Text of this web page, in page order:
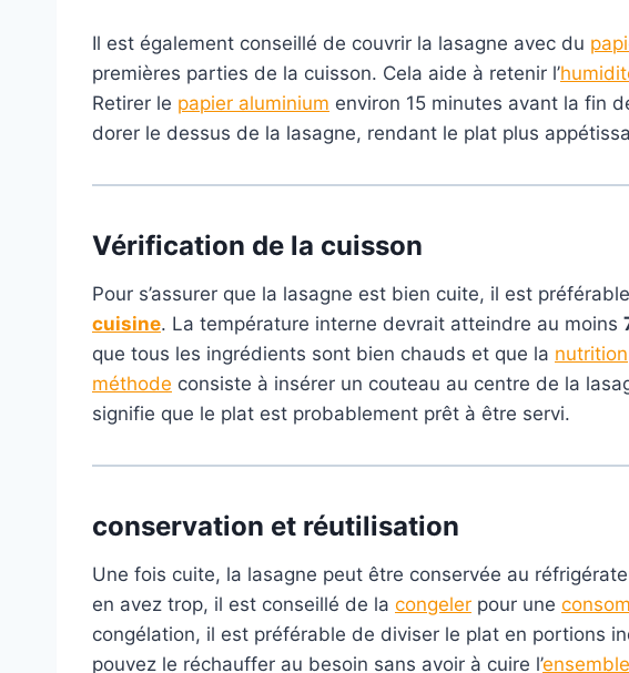
Il est également conseillé de couvrir la lasagne avec du
premières parties de la cuisson. Cela aide à retenir l’
Retirer le papier aluminium environ 15 minutes avant la fin
dorer le dessus de la lasagne, rendant le plat plus
Vérification de la cuisson
Pour s’assurer que la lasagne est bien cuite, il est préférable
cuisine. La température interne devrait atteindre au moins
que tous les ingrédients sont bien chauds et que la nutrition
méthode consiste à insérer un couteau au centre de la
signifie que le plat est probablement prêt à être servi.
conservation et réutilisation
Une fois cuite, la lasagne peut être conservée au
en avez trop, il est conseillé de la congeler pour une
congélation, il est préférable de diviser le plat en portions
pouvez le réchauffer au besoin sans avoir à cuire l’ensemble